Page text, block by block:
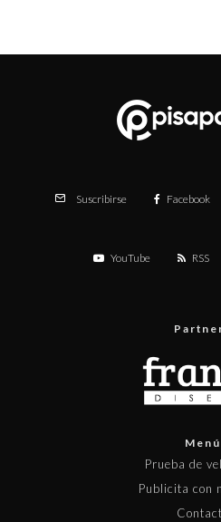
Suscribirse Facebook
YouTube RSS
Menú
Prueba de
Publicita con